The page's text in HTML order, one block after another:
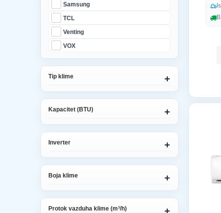
Samsung
TCL
Venting
VOX
Tip klime
Kapacitet (BTU)
Inverter
Boja klime
Protok vazduha klime (m³/h)